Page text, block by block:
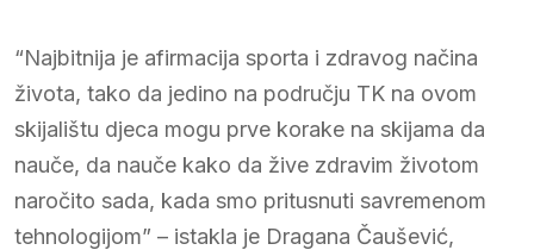
“Najbitnija je afirmacija sporta i zdravog načina
života, tako da jedino na području TK na ovom
skijalištu djeca mogu prve korake na skijama da
nauče, da nauče kako da žive zdravim životom
naročito sada, kada smo pritusnuti savremenom
tehnologijom” – istakla je Dragana Čaušević,